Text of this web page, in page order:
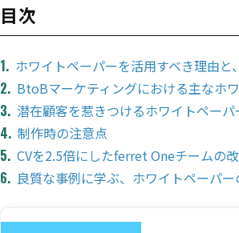
目次
ホワイトペーパーを活用すべき理由と
BtoBマーケティングにおける主なホ
潜在顧客を惹きつけるホワイトペー
制作時の注意点
CVを2.5倍にしたferret Oneチームの
良質な事例に学ぶ、ホワイトペーパー